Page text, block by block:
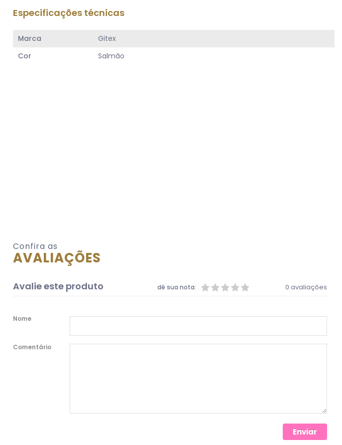
Especificações técnicas
Marca
Gitex
Cor
Salmão
Confira as
AVALIAÇÕES
Avalie este produto 0 avaliações
dê sua nota:
Nome
Comentário
Enviar